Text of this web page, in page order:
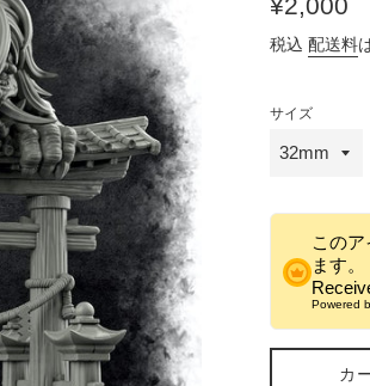
価
税込 配送料
サイズ
この
ます。
Powered
カ